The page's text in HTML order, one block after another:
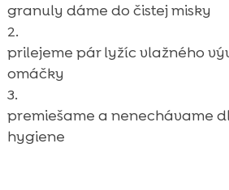
granuly dáme do čistej misky
prilejeme pár lyžíc vlažného
omáčky
premiešame a nenechávame
hygiene